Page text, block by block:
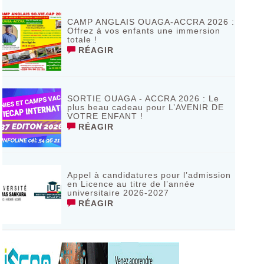
RÉAGIR
CAMP ANGLAIS OUAGA-ACCRA 2026 :
Offrez à vos enfants une immersion
totale !
RÉAGIR
SORTIE OUAGA - ACCRA 2026 : Le
plus beau cadeau pour L’AVENIR DE
VOTRE ENFANT !
RÉAGIR
Appel à candidatures pour l’admission
en Licence au titre de l’année
universitaire 2026-2027
RÉAGIR